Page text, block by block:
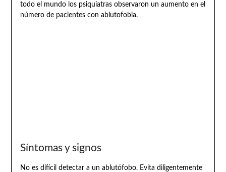
todo el mundo los psiquiatras observaron un aumento en el
número de pacientes con ablutofobia.
Síntomas y signos
No es difícil detectar a un ablutófobo. Evita diligentemente